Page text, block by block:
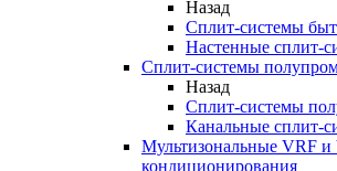
Назад
Сплит-системы
Настенные сплит-
Сплит-системы
Назад
Сплит-системы
Канальные сплит-
Мультизональные VRF
кондиционирования